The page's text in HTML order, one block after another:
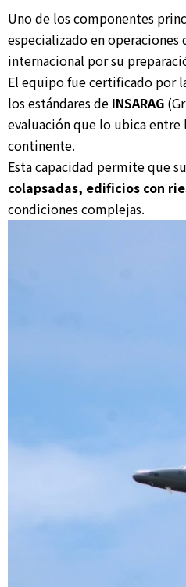
Uno de los componentes
especializado en
internacional por su
El equipo fue certificado por
los estándares de INSARAG
evaluación que lo ubica entre
continente.
Esta capacidad permite que
colapsadas, edificios con
condiciones complejas.